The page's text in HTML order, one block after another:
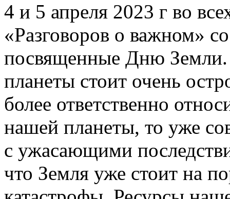
4 и 5 апреля 2023 г во
«Разговоров о важном»
посвященные Дню Земли.
планеты стоит очень
более ответственно
нашей планеты, то уже
с ужасающими
что Земля уже стоит на